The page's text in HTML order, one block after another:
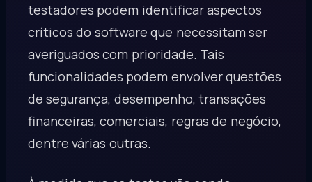
testadores podem identificar aspectos
críticos do software que necessitam ser
averiguados com prioridade. Tais
funcionalidades podem envolver questões
de segurança, desempenho, transações
financeiras, comerciais, regras de negócio,
dentre várias outras.